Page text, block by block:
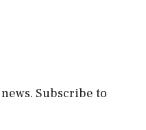
Subscribe to